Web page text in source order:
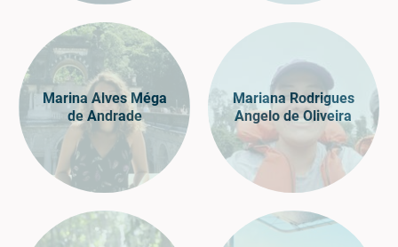
Marina Alves Méga
de Andrade
Mariana Rodrigues
Angelo de Oliveira